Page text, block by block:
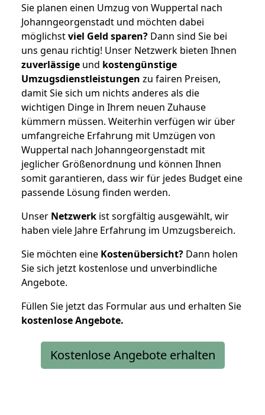
Sie planen einen Umzug von Wuppertal nach
Johanngeorgenstadt und möchten dabei
möglichstviel Geld sparen? Dann sind Sie bei
uns genau richtig! Unser Netzwerk bieten Ihnen
zuverlässige und kostengünstige
Umzugsdienstleistungen zu fairen Preisen,
damit Sie sich um nichts anderes als die
wichtigen Dinge in Ihrem neuen Zuhause
kümmern müssen. Weiterhin verfügen wir über
umfangreiche Erfahrung mit Umzügen von
Wuppertal nach Johanngeorgenstadt mit
jeglicher Größenordnung und können Ihnen
somit garantieren, dass wir für jedes Budget eine
passende Lösung finden werden.
Unser Netzwerk ist sorgfältig ausgewählt, wir
haben viele Jahre Erfahrung im Umzugsbereich.
Sie möchten eine Kostenübersicht? Dann holen
Sie sich jetzt kostenlose und unverbindliche
Angebote.
Füllen Sie jetzt das Formular aus und erhalten Sie
kostenloseAngebote.
Kostenlose Angebote erhalten